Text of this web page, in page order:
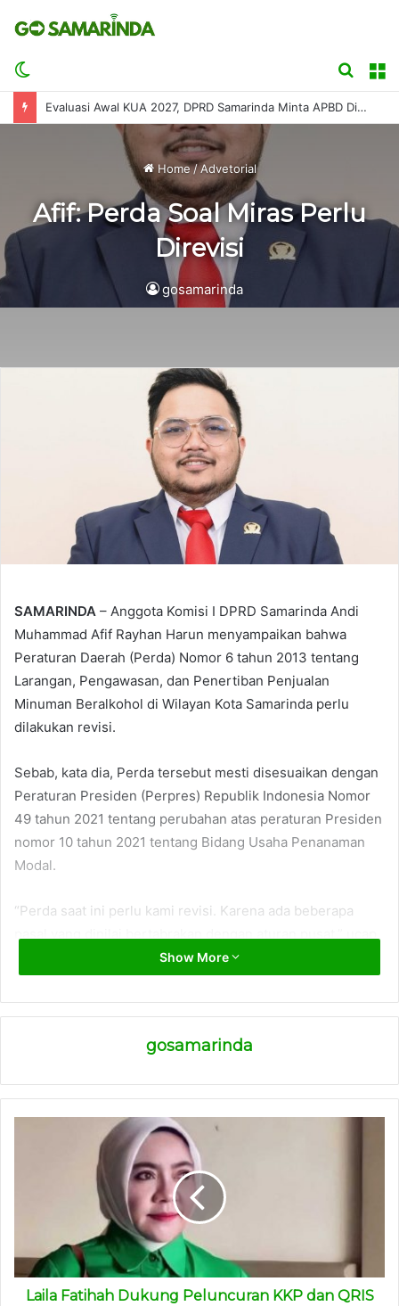
skin
Search
for
Evaluasi Awal KUA 2027, DPRD Samarinda Minta APBD Disusun Sesuai Kemampuan Fiskal
Home/Advetorial
Afif: Perda Soal Miras Perlu
Direvisi
gosamarinda
SAMARINDA – Anggota Komisi I DPRD Samarinda Andi
Muhammad Afif Rayhan Harun menyampaikan bahwa
Peraturan Daerah (Perda) Nomor 6 tahun 2013 tentang
Larangan, Pengawasan, dan Penertiban Penjualan
Minuman Beralkohol di Wilayan Kota Samarinda perlu
dilakukan revisi.
Sebab, kata dia, Perda tersebut mesti disesuaikan dengan
Peraturan Presiden (Perpres) Republik Indonesia Nomor
49 tahun 2021 tentang perubahan atas peraturan Presiden
nomor 10 tahun 2021 tentang Bidang Usaha Penanaman
Modal.
“Perda saat ini perlu kami revisi. Karena ada beberapa
Aturan Perda yang dinilai bertentangan dengan Perpres,
49 tahun 2021 menyebut, bidang usaha yang dinyatakan
keras mengandung alkohol (KBLI 11010); industri minuman
mengandung alkohol anggur (KBLI 11020), dan minuman
mengandung malt (KBLI 11031).
“Secepatnya akan kami selesaikan susunan revisi
perdanya. Sata kira tidak membutuhkan waktu lama. Saya
sudah usulkan ke Komisi I,” kata dia.
Show More
gosamarinda
Laila Fatihah Dukung Peluncuran KKP dan QRIS